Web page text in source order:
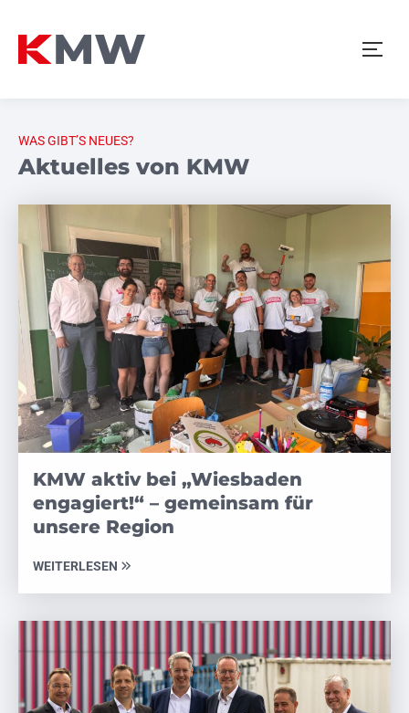
WAS GIBT’S NEUES?
Aktuelles von KMW
KMW aktiv bei „Wiesbaden
engagiert!“ – gemeinsam für
unsere Region
WEITERLESEN